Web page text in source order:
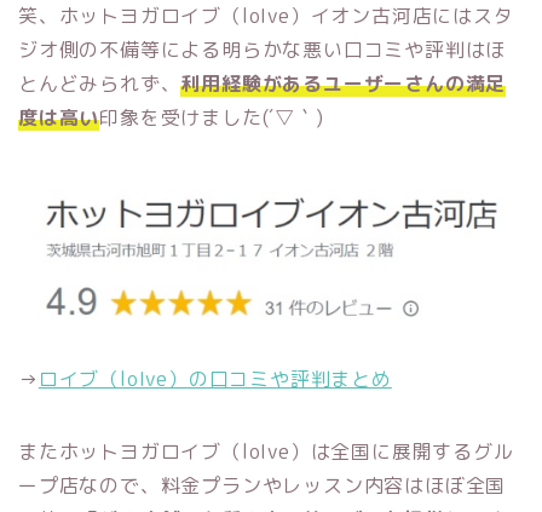
笑、ホットヨガロイブ（loIve）イオン古河店にはスタ
ジオ側の不備等による明らかな悪い口コミや評判はほ
とんどみられず、利用経験があるユーザーさんの満足
度は高い印象を受けました(´▽｀)
→ ロイブ（loIve）の口コミや評判まとめ
またホットヨガロイブ（loIve）は全国に展開するグル
ープ店なので、料金プランやレッスン内容はほぼ全国